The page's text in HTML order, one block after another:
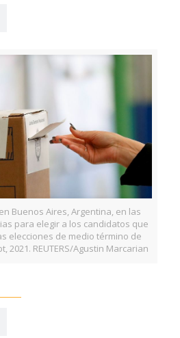
Buenos Aires, Argentina, en las
para elegir a los candidatos que
elecciones de medio término de
2021. REUTERS/Agustin Marcarian